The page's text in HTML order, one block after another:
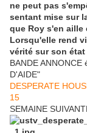
ne peut pas
sentant mise sur
que Roy s'en aille
Lorsqu'elle rend
vérité sur son état
BANDE
D'AIDE"
DESPERATE
15
SEMAINE